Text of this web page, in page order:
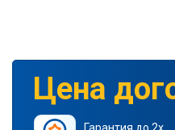
Цена
Гарантия до 2х